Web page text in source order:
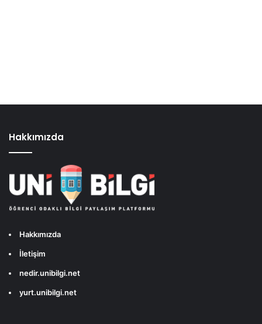
Hakkımızda
Hakkımızda
İletişim
nedir.unibilgi.net
yurt.unibilgi.net